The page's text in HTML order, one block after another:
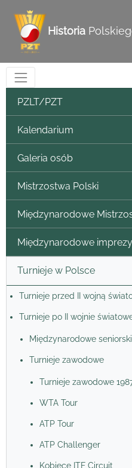
Historia
PZLT/PZT
Kalendarium
Galeria osób
Mistrzostwa Polski
Międzynarodowe
Międzynarodowe
Turnieje w Polsce
Turnieje przed II wojną
Turnieje po II wojnie
Międzynarodowe
Turnieje zawodowe
Turnieje zawodowe
WTA Tour
ATP Tour
ATP Challenger
Kobiece ITF Circuit